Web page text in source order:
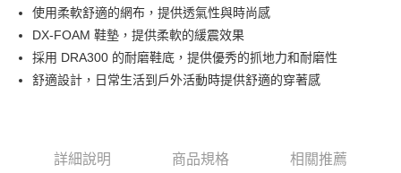
Apple Pay
運送方式
全家取貨付款<未取貨列黑名單/不支援離島取退>
每筆NT$60，滿NT$990(含以上)免運費
使用柔軟舒適的網布，提供透氣性與時尚感
DX-FOAM 鞋墊，提供柔軟的緩震效果
採用 DRA300 的耐磨鞋底，提供優秀的抓地力和耐磨性
舒適設計，日常生活到戶外活動時提供舒適的穿著感
詳細說明 商品規格 相關推薦